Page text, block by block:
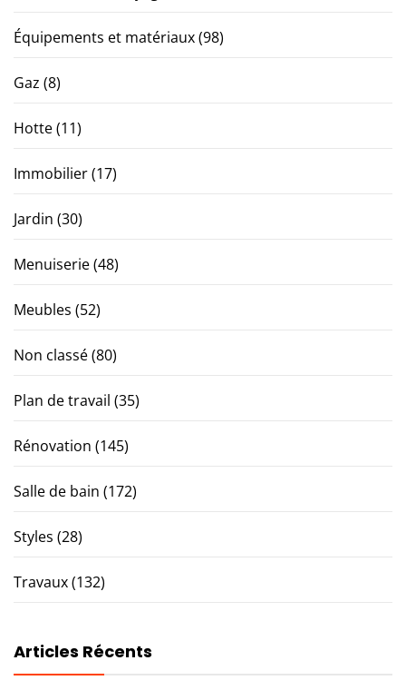
Équipements et matériaux(98)
Gaz (8)
Hotte(11)
Immobilier(17)
Jardin (30)
Menuiserie(48)
Meubles (52)
Non classé(80)
Plan de travail (35)
Rénovation (145)
Salle de bain (172)
Styles (28)
Travaux(132)
Articles Récents